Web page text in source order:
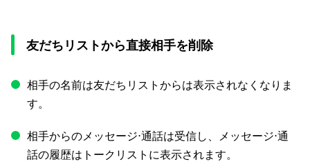
友だちリストから直接相手を削除
相手の名前は友だちリストからは表示されなくなりま
す。
相手からのメッセージ⋅通話は受信し、メッセージ⋅通
話の履歴はトークリストに表示されます。